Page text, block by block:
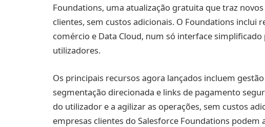
Foundations, uma atualização gratuita que traz
clientes, sem custos adicionais. O Foundations inclui
comércio e Data Cloud, num só interface
utilizadores.
Os principais recursos agora lançados incluem
segmentação direcionada e links de pagamento
do utilizador e a agilizar as operações, sem custos
empresas clientes do Salesforce Foundations